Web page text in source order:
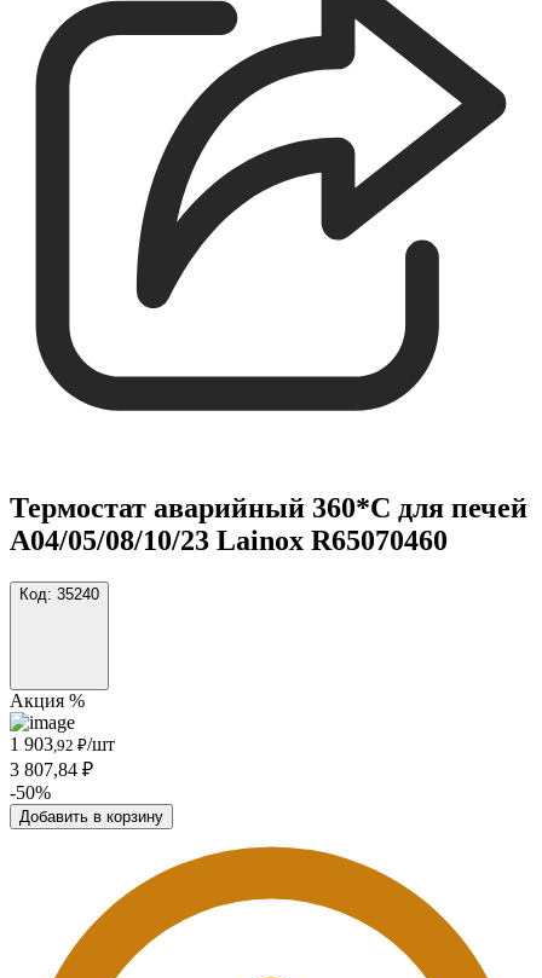
Термостат аварийный 360*С для печей
A04/05/08/10/23 Lainox R65070460
Код: 35240
Акция %
1 903 ,92 ₽/шт
3 807,84 ₽
-50%
Добавить в корзину